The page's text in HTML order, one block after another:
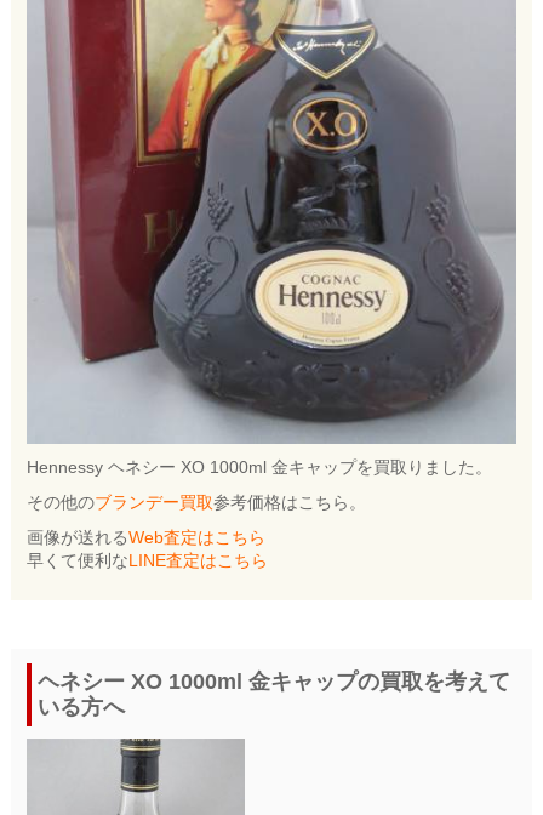
Hennessy ヘネシー XO 1000ml 金キャップを買取りました。
その他のブランデー買取参考価格はこちら。
画像が送れるWeb査定はこちら
早くて便利なLINE査定はこちら
ヘネシー XO 1000ml 金キャップの買取を考えて
いる方へ